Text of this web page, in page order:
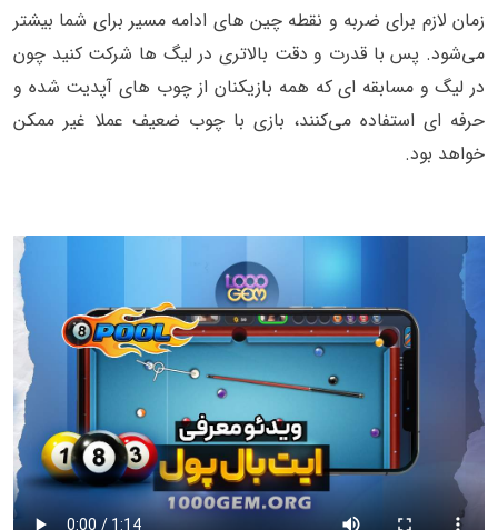
زمان لازم برای ضربه و نقطه چین های ادامه مسیر برای شما بیشتر
می‌شود. پس با قدرت و دقت بالاتری در لیگ ها شرکت کنید چون
در لیگ و مسابقه ای که همه بازیکنان از چوب های آپدیت شده و
حرفه ای استفاده می‌کنند، بازی با چوب ضعیف عملا غیر ممکن
خواهد بود.